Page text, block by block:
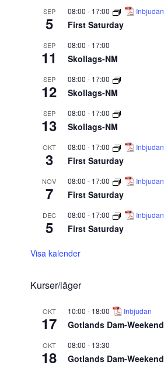
SEP
5
08:00 - 17:00 Inbjudan
First Saturday
SEP
11
08:00 - 17:00
Skollags-NM
SEP
12
08:00 - 17:00
Skollags-NM
SEP
13
08:00 - 17:00
Skollags-NM
OKT
3
08:00 - 17:00 Inbjudan
First Saturday
NOV
7
08:00 - 17:00 Inbjudan
First Saturday
DEC
5
08:00 - 17:00 Inbjudan
First Saturday
Visa kalender
Kurser/läger
OKT
17
10:00 - 18:00 Inbjudan
Gotlands Dam-Weekend
OKT
18
08:00 - 13:30
Gotlands Dam-Weekend